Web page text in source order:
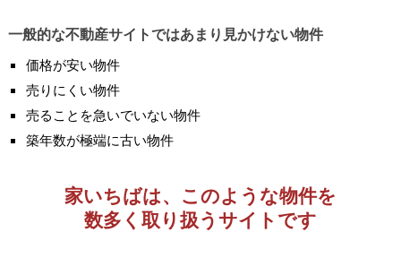
一般的な不動産サイトではあまり見かけない物件
価格が安い物件
売りにくい物件
売ることを急いでいない物件
築年数が極端に古い物件
家いちばは、このような物件を
数多く取り扱うサイトです